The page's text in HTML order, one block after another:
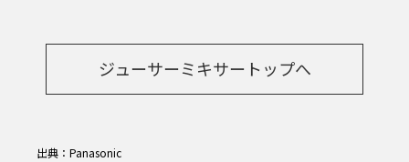
ジューサーミキサートップへ
出典：Panasonic